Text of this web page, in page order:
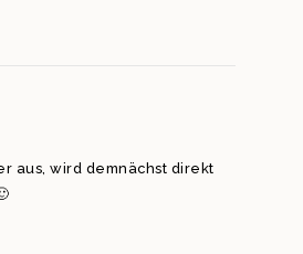
aus, wird demnächst direkt